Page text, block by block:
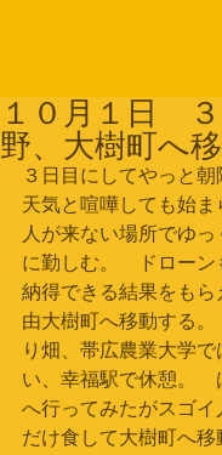
１０月１日
野、大樹町へ
３日目にしてやっと
天気と喧嘩しても始
人が来ない場所でゆ
に勤しむ。　ドローン
納得できる結果をも
由大樹町へ移動する
り畑、帯広農業大学
い、幸福駅で休憩。
へ行ってみたがスゴ
だけ食して大樹町へ